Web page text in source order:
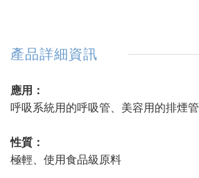
產品詳細資訊
應用：
呼吸系統用的呼吸管、美容用的排煙管
性質：
極輕、使用食品級原料